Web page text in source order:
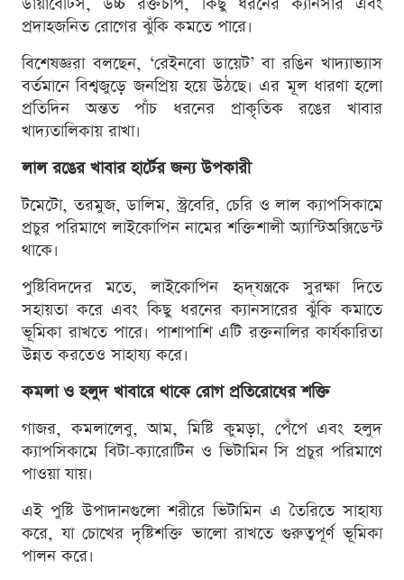
প্রদাহজনিত রোগের ঝুঁকি কমতে পারে।
বিশেষজ্ঞরা বলছেন, ‘রেইনবো ডায়েট’ বা রঙিন খাদ্যাভ্যাস
বর্তমানে বিশ্বজুড়ে জনপ্রিয় হয়ে উঠছে। এর মূল ধারণা হলো
প্রতিদিন অন্তত পাঁচ ধরনের প্রাকৃতিক রঙের খাবার
খাদ্যতালিকায় রাখা।
লাল রঙের খাবার হার্টের জন্য উপকারী
টমেটো, তরমুজ, ডালিম, স্ট্রবেরি, চেরি ও লাল ক্যাপসিকামে
প্রচুর পরিমাণে লাইকোপিন নামের শক্তিশালী অ্যান্টিঅক্সিডেন্ট
থাকে।
পুষ্টিবিদদের মতে, লাইকোপিন হৃদ্‌যন্ত্রকে সুরক্ষা দিতে
সহায়তা করে এবং কিছু ধরনের ক্যানসারের ঝুঁকি কমাতে
ভূমিকা রাখতে পারে। পাশাপাশি এটি রক্তনালির কার্যকারিতা
উন্নত করতেও সাহায্য করে।
কমলা ও হলুদ খাবারে থাকে রোগ প্রতিরোধের শক্তি
গাজর, কমলালেবু, আম, মিষ্টি কুমড়া, পেঁপে এবং হলুদ
ক্যাপসিকামে বিটা-ক্যারোটিন ও ভিটামিন সি প্রচুর পরিমাণে
পাওয়া যায়।
এই পুষ্টি উপাদানগুলো শরীরে ভিটামিন এ তৈরিতে সাহায্য
করে, যা চোখের দৃষ্টিশক্তি ভালো রাখতে গুরুত্বপূর্ণ ভূমিকা
পালন করে।